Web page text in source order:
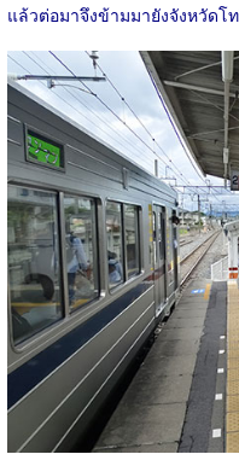
แล้วต่อมาจึงข้ามมายังจังหวัดโ